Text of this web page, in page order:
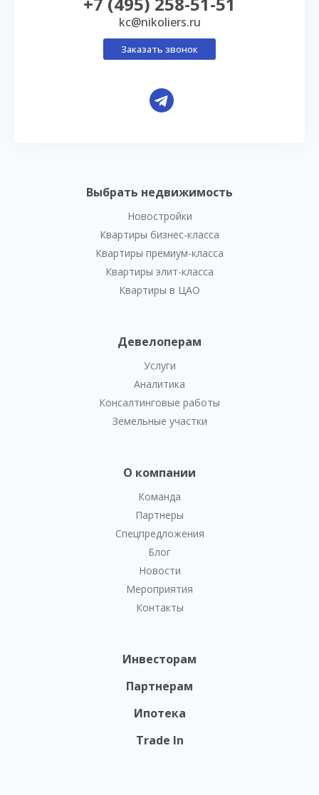
Выбрать недвижимость
Новостройки
Квартиры бизнес-класса
Квартиры премиум-класса
Квартиры элит-класса
Квартиры в ЦАО
Девелоперам
Услуги
Аналитика
Консалтинговые работы
Земельные участки
О компании
Команда
Партнеры
Спецпредложения
Блог
Новости
Мероприятия
Контакты
Инвесторам
Партнерам
Ипотека
Trade In
kc@nikoliers.ru
Заказать звонок